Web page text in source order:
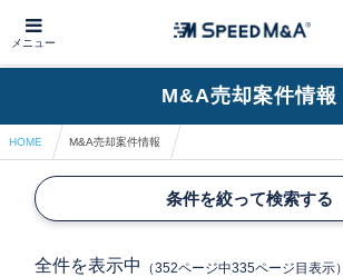
メニュー
M&A売却案件情報
HOME M&A売却案件情報
条件を絞って検索する
全件を表示中 （352ページ中335ページ目表示）